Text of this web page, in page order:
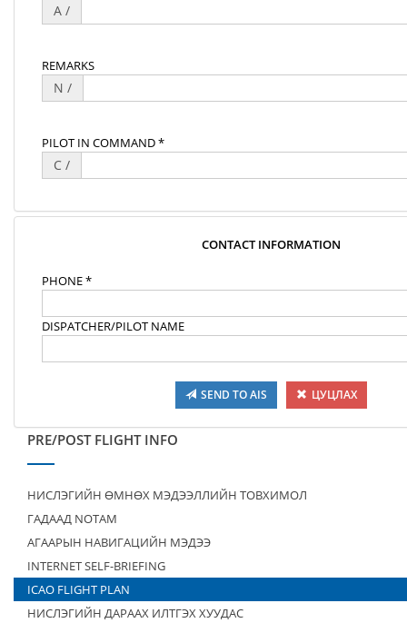
A /
REMARKS
N /
PILOT IN COMMAND *
C /
CONTACT INFORMATION
PHONE *
DISPATCHER/PILOT NAME
SEND TO AIS ЦУЦЛАХ
PRE/POST FLIGHT INFO
НИСЛЭГИЙН ӨМНӨХ МЭДЭЭЛЛИЙН ТОВХИМОЛ
ГАДААД NOTAM
АГААРЫН НАВИГАЦИЙН МЭДЭЭ
INTERNET SELF-BRIEFING
ICAO FLIGHT PLAN
НИСЛЭГИЙН ДАРААХ ИЛТГЭХ ХУУДАС